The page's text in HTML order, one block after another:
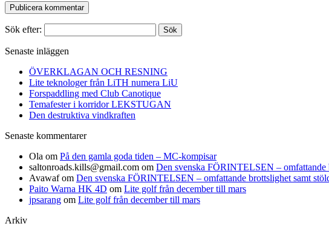
Sök efter:
Senaste inläggen
ÖVERKLAGAN OCH RESNING
Lite teknologer från LiTH numera LiU
Forspaddling med Club Canotique
Temafester i korridor LEKSTUGAN
Den destruktiva vindkraften
Senaste kommentarer
Ola om På den gamla goda tiden – MC-kompisar
saltonroads.kills@gmail.com om Den svenska FÖRINTELSEN – omfattande
Avawafom Den svenska FÖRINTELSEN – omfattande brottslighet samt
Paito Warna HK 4D om Lite golf från december till mars
jpsarang om Lite golf från december till mars
Arkiv